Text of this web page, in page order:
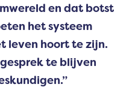
en dat botst
het systeem
leven hoort te zijn.
te blijven